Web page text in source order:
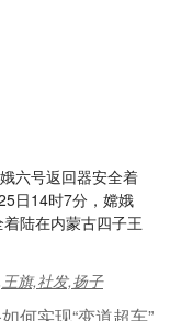
六号返回器安全着
日14时7分，嫦娥
陆在内蒙古四子王
旗,社发,扬子